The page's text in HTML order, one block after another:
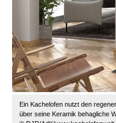
Ein Kachelofen nutzt den
über seine Keramik behagliche